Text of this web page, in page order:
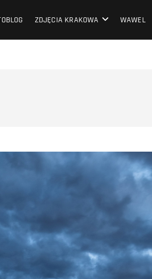
ZDJĘCIA KRAKOWA WAWEL